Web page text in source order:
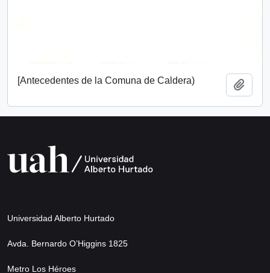
[Antecedentes de la Comuna de Caldera)
Universidad Alberto Hurtado
Avda. Bernardo O’Higgins 1825
Metro Los Héroes